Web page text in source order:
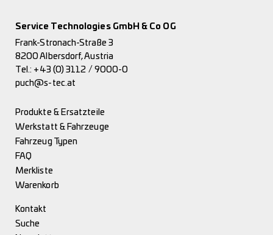
Service Technologies GmbH & Co OG
Frank-Stronach-Straße 3
8200 Albersdorf, Austria
Tel.: +43 (0) 3112 / 9000-0
puch@s-tec.at
Produkte & Ersatzteile
Werkstatt & Fahrzeuge
Fahrzeug Typen
FAQ
Merkliste
Warenkorb
Kontakt
Suche